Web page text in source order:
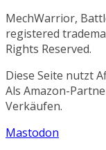
MechWarrior,
registered
Rights Reserved.
Diese Seite nutzt
Als Amazon-
Verkäufen.
Mastodon